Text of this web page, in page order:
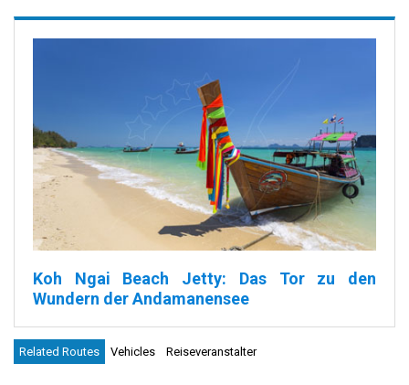
Koh Ngai Beach Jetty: Das Tor zu den
Wundern der Andamanensee
Erinnern Sie sich an die Momente, in denen Sie sich der Natur
ganz nah fühlten? Als jedes kleine Geräusch oder jeder Anblick
Related Routes Vehicles Reiseveranstalter